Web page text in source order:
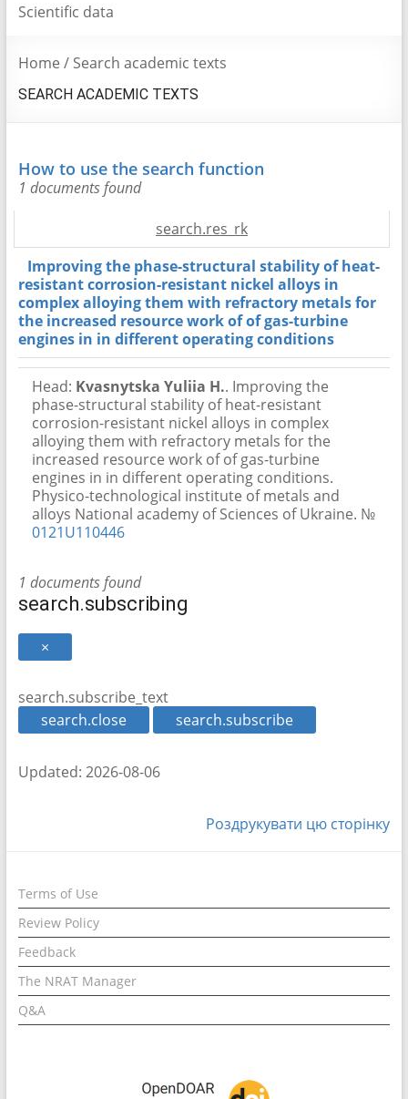
Scientific data
Home / Search academic texts
SEARCH ACADEMIC TEXTS
How to use the search function
1 documents found
search.res_rk
Improving the phase-structural stability of heat-
resistant corrosion-resistant nickel alloys in
complex alloying them with refractory metals for
the increased resource work of of gas-turbine
engines in in different operating conditions
Head: Kvasnytska Yuliia Н.. Improving the
phase-structural stability of heat-resistant
corrosion-resistant nickel alloys in complex
alloying them with refractory metals for the
increased resource work of of gas-turbine
engines in in different operating conditions.
Physico-technological institute of metals and
alloys National academy of Sciences of Ukraine. №
0121U110446
1 documents found
search.subscribing
×
search.subscribe_text
search.close
search.subscribe
Updated: 2026-08-06
Роздрукувати цю сторінку
Terms of Use
Review Policy
Feedback
The NRAT Manager
Q&A